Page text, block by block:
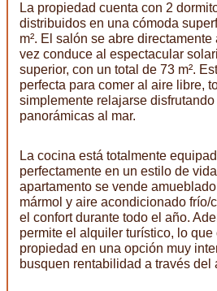
La propiedad cuenta con 2
distribuidos en una cómoda
m². El salón se abre
vez conduce al espectacular
superior, con un total de 73 m².
perfecta para comer al aire libre,
simplemente relajarse
panorámicas al mar.
La cocina está totalmente
perfectamente en un estilo de
apartamento se vende
mármol y aire acondicionado frío/
el confort durante todo el año.
permite el alquiler turístico, lo que
propiedad en una opción muy
busquen rentabilidad a través del